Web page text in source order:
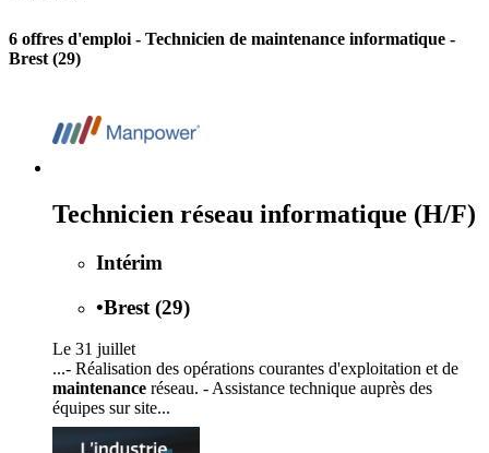
6 offres d'emploi - Technicien de maintenance informatique -
Brest (29)
Technicien réseau informatique (H/F)
Intérim
•Brest (29)
Le 31 juillet
...- Réalisation des opérations courantes d'exploitation et de
maintenance réseau. - Assistance technique auprès des
équipes sur site...